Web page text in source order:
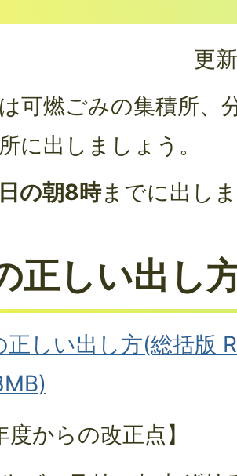
更
可燃ごみの集積所、
に出しましょう。
の朝8時までに出し
正しい出し
正しい出し方(総括版
度からの改正点】